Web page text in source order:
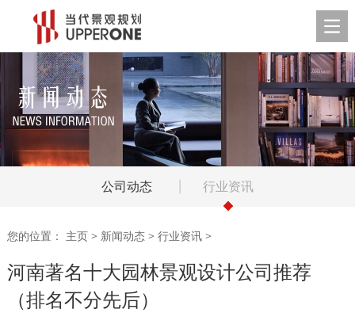
公司动态 行业资讯
您的位置： 主页> 新闻动态> 行业资讯>
河南著名十大园林景观设计公司推荐
（排名不分先后）